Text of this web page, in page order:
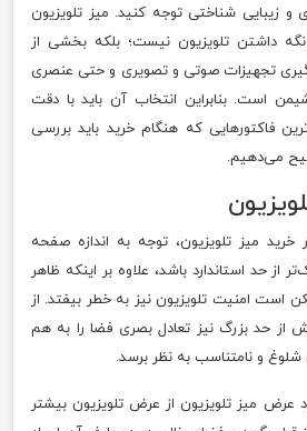
و زیبایی شناختی توجه کنید. میز تلویزیون
داشتن تلویزیون نیست؛ بلکه بخشی از
تجهیزات صوتی و تصویری و حتی عنصری
است. بنابراین انتخاب آن باید با دقت
فاکتورهایی که هنگام خرید باید بررسی
می‌دهیم.
میز تلویزیون، توجه به اندازه صفحه
حد استاندارد باشد، علاوه بر اینکه ظاهر
است امنیت تلویزیون نیز به خطر بیفتد. از
از حد بزرگ نیز تعادل بصری فضا را به هم
و نامتناسب به نظر برسد.
میز تلویزیون از عرض تلویزیون بیشتر